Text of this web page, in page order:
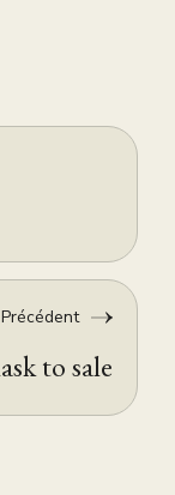
Précédent
to sale